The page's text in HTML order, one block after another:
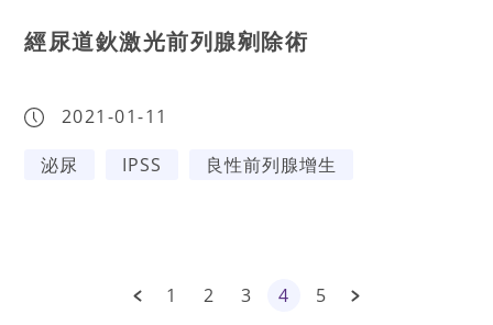
經尿道鈥激光前列腺剜除術
2021-01-11
泌尿
IPSS 良性前列腺增生
1 2 3 4 5